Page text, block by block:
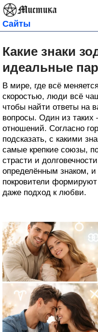
Сайты
Какие знаки
идеальные
В мире, где всё
скоростью, люди всё
чтобы найти ответы на
вопросы. Один из
отношений. Согласно
подсказать, с какими
самые крепкие союзы,
страсти и
определённым знаком,
покровители
даже подход к любви.